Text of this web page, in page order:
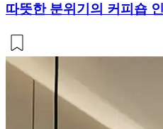
따뜻한 분위기의 커피숍